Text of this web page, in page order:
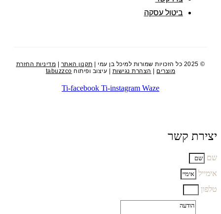
ביטול עסקה
© 2025 כל הזכויות שמורות למיכל בן עמי | תקנון האתר| מדיניות החזרת
מוצרים| הצהרת נגישות| עיצוב ופיתוחtabuzzco
Ti-facebook Ti-instagram Waze
יצירת קשר
שם
אימייל
טלפון